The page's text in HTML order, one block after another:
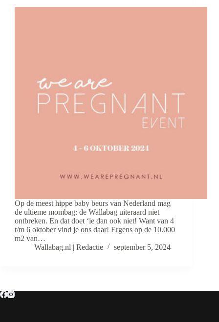
Op de meest hippe baby beurs van Nederland mag
de ultieme mombag: de Wallabag uiteraard niet
ontbreken. En dat doet ‘ie dan ook niet! Want van 4
t/m 6 oktober vind je ons daar! Ergens op de 10.000
m2 van…
Wallabag.nl | Redactie
september 5, 2024